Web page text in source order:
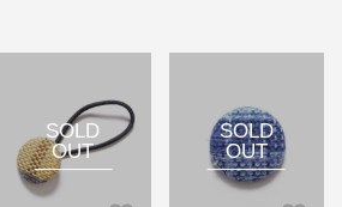
SOLD
OUT
SOLD
OUT